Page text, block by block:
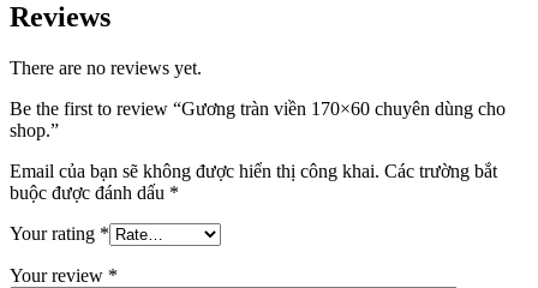
Reviews
There are no reviews yet.
Be the first to review “Gương tràn viền 170×60 chuyên dùng cho
shop.”
Email của bạn sẽ không được hiển thị công khai. Các trường bắt
buộc được đánh dấu *
Your rating *
Your review *